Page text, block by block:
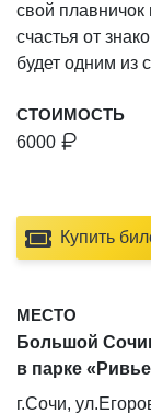
свой плавничок
счастья от
будет одним из
СТОИМОСТЬ
6000
Купить
МЕСТО
Большой
в парке
г.Сочи,